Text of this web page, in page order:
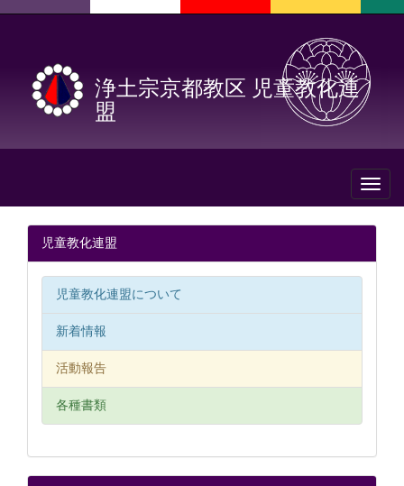
浄土宗京都教区 児童教化連
盟
Toggle
児童教化連盟
児童教化連盟について
新着情報
活動報告
各種書類